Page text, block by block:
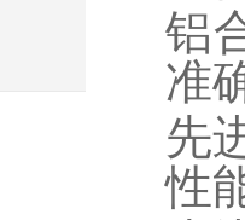
铝
准
先
性